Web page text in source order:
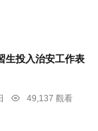
生投入治安工作表
49,137 觀看